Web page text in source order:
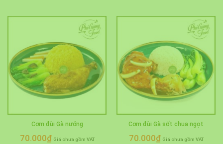
Cơm đùi Gà nướng
70.000₫ Giá chưa gồm VAT
Cơm đùi Gà sốt chua ngọt
70.000₫ Giá chưa gồm VAT